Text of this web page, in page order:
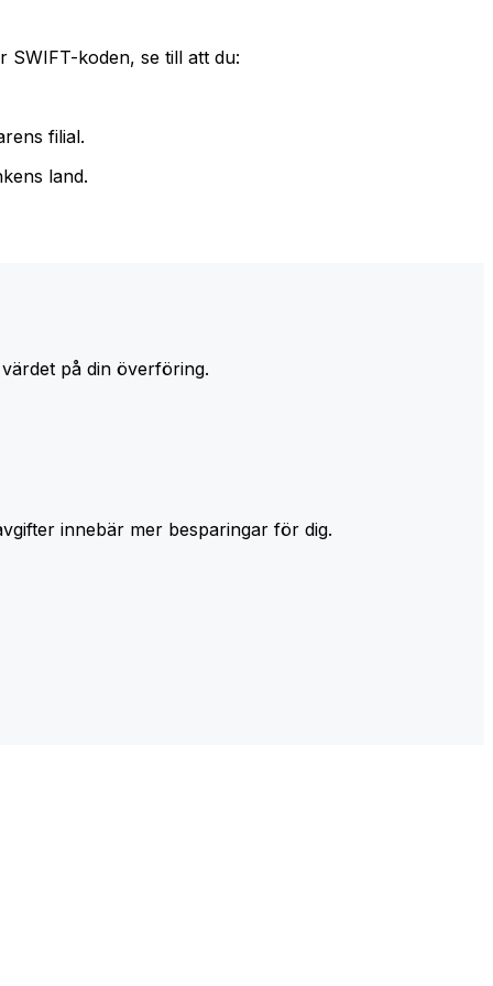
koden, se till att du:
filial.
land.
på din överföring.
innebär mer besparingar för dig.